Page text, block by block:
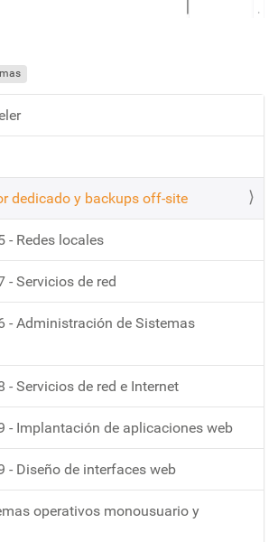
dedicado y backups off-site
- Redes locales
- Servicios de red
- Administración de Sistemas
- Servicios de red e Internet
- Implantación de aplicaciones web
- Diseño de interfaces web
operativos monousuario y